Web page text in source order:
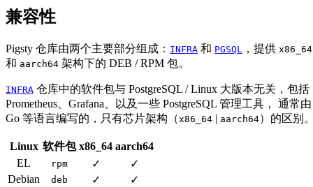
兼容性
Pigsty 仓库由两个主要部分组成： INFRA 和 PGSQL ，提供 x86_64
和 aarch64 架构下的 DEB / RPM 包。
INFRA 仓库中的软件包与 PostgreSQL / Linux 大版本无关，包括
Prometheus、Grafana、以及一些 PostgreSQL 管理工具， 通常由
Go 等语言编写的，只有芯片架构（x86_64 | aarch64）的区别
Linux 软件包 x86_64 aarch64
EL
rpm ✓
✓
Debian
deb ✓ ✓